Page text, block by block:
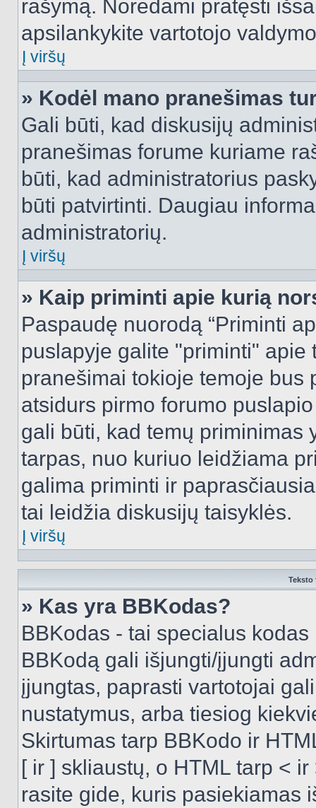
rašymą. Norėdami pratęsti
apsilankykite vartotojo
Į viršų
» Kodėl mano pranešimas
Gali būti, kad diskusijų
pranešimas forume kuriame
būti, kad administratorius
būti patvirtinti. Daugiau
administratorių.
Į viršų
» Kaip priminti apie kurią
Paspaudę nuorodą “Priminti
puslapyje galite "priminti"
pranešimai tokioje temoje bus
atsidurs pirmo forumo
gali būti, kad temų priminimas
tarpas, nuo kuriuo leidžiama
galima priminti ir
tai leidžia diskusijų taisyklės.
Į viršų
Teksto
» Kas yra BBKodas?
BBKodas - tai specialus
BBKodą gali išjungti/įjungti
įjungtas, paprasti vartotojai
nustatymus, arba tiesiog
Skirtumas tarp BBKodo ir
[ ir ] skliaustų, o HTML tarp <
rasite gide, kuris pasiekiamas